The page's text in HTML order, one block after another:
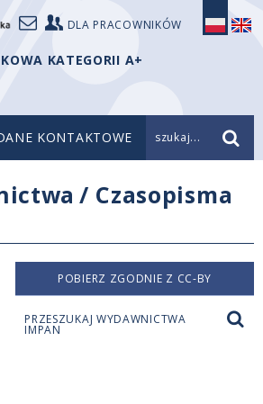
DLA PRACOWNIKÓW
KATEGORII A+
KONTAKTOWE szukaj...
/ Czasopisma
POBIERZ ZGODNIE Z CC-BY
PRZESZUKAJ WYDAWNICTWA
IMPAN